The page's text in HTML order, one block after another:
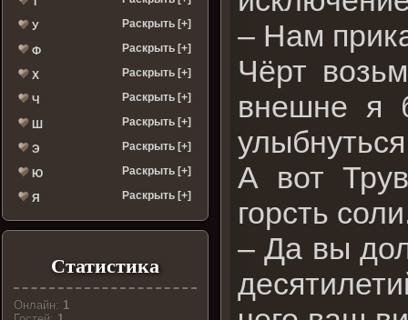
У Раскрыть [+]
Ф Раскрыть [+]
Х Раскрыть [+]
Ч Раскрыть [+]
Ш Раскрыть [+]
Э Раскрыть [+]
Ю Раскрыть [+]
Я Раскрыть [+]
Статистика
Онлайн: 1
– Нам
Чёрт
внешне я
А вот
горсть
– Да вы